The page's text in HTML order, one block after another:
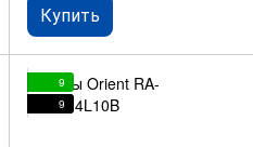
Купить
9
9